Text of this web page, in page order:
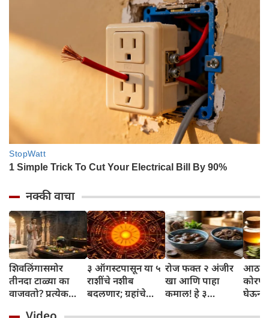
नक्की वाचा
शिवलिंगासमोर
तीनदा टाळ्या का
वाजवतो? प्रत्येक
३ ऑगस्टपासून या ५
राशींचे नशीब
बदलणार; ग्रहांचे
रोज फक्त २ अंजीर
खा आणि पाहा
कमाल! हे ३
घेऊन